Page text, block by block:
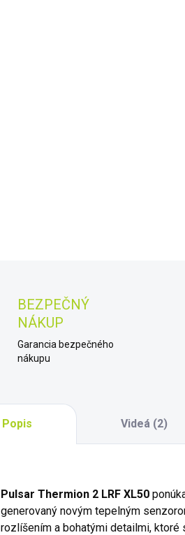
BEZPEČNÝ
NÁKUP
Garancia bezpečného
nákupu
Popis Videá (2)
Pulsar Thermion 2 LRF XL50
generovaný novým tepelným
rozlíšením a bohatými detailmi, ktoré